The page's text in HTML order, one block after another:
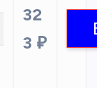
32
3 ₽